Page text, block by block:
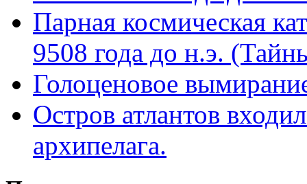
Парная космическая
9508 года до н.э.
Голоценовое
Остров атлантов
архипелага.